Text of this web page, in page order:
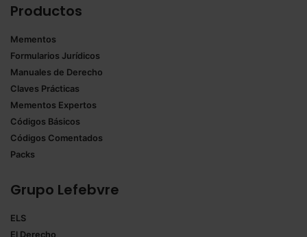
Productos
Mementos
Formularios Jurídicos
Manuales de Derecho
Claves Prácticas
Mementos Expertos
Códigos Básicos
Códigos Comentados
Packs
Grupo Lefebvre
ELS
El Derecho